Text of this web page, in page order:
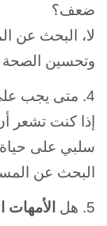
ضعف؟
لا، البحث عن
وتحسين الصحة
4. متى يجب علي البحث عن المساعدة للأم؟
إذا كنت تشعر
سلبي على حياة
البحث عن
5. هل الأمهات